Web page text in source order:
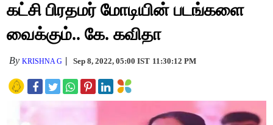
கட்சி பிரதமர் மோடியின் படங்களை
வைக்கும்.. கே. கவிதா
ByKRISHNA G Sep 8, 2022, 05:00 IST 11:30:12 PM